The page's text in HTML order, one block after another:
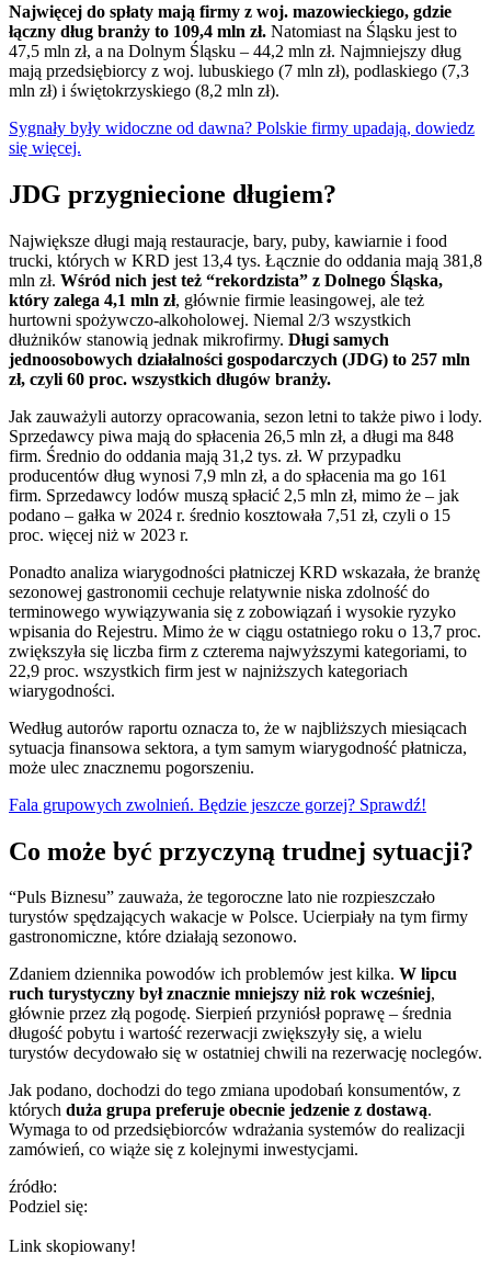
Najwięcej do spłaty mają firmy z woj. mazowieckiego, gdzie
łączny dług branży to 109,4 mln zł. Natomiast na Śląsku jest to
47,5 mln zł, a na Dolnym Śląsku – 44,2 mln zł. Najmniejszy dług
mają przedsiębiorcy z woj. lubuskiego (7 mln zł), podlaskiego (7,3
mln zł) i świętokrzyskiego (8,2 mln zł).
Sygnały były widoczne od dawna? Polskie firmy upadają, dowiedz
się więcej.
JDG przygniecione długiem?
Największe długi mają restauracje, bary, puby, kawiarnie i food
trucki, których w KRD jest 13,4 tys. Łącznie do oddania mają 381,8
mln zł. Wśród nich jest też “rekordzista” z Dolnego Śląska,
który zalega 4,1 mln zł, głównie firmie leasingowej, ale też
hurtowni spożywczo-alkoholowej. Niemal 2/3 wszystkich
dłużników stanowią jednak mikrofirmy. Długi samych
jednoosobowych działalności gospodarczych (JDG) to 257 mln
zł, czyli 60 proc. wszystkich długów branży.
Jak zauważyli autorzy opracowania, sezon letni to także piwo i lody.
Sprzedawcy piwa mają do spłacenia 26,5 mln zł, a długi ma 848
firm. Średnio do oddania mają 31,2 tys. zł. W przypadku
producentów dług wynosi 7,9 mln zł, a do spłacenia ma go 161
firm. Sprzedawcy lodów muszą spłacić 2,5 mln zł, mimo że – jak
podano – gałka w 2024 r. średnio kosztowała 7,51 zł, czyli o 15
proc. więcej niż w 2023 r.
Ponadto analiza wiarygodności płatniczej KRD wskazała, że branżę
sezonowej gastronomii cechuje relatywnie niska zdolność do
terminowego wywiązywania się z zobowiązań i wysokie ryzyko
wpisania do Rejestru. Mimo że w ciągu ostatniego roku o 13,7 proc.
zwiększyła się liczba firm z czterema najwyższymi kategoriami, to
22,9 proc. wszystkich firm jest w najniższych kategoriach
wiarygodności.
Według autorów raportu oznacza to, że w najbliższych miesiącach
sytuacja finansowa sektora, a tym samym wiarygodność płatnicza,
może ulec znacznemu pogorszeniu.
Fala grupowych zwolnień. Będzie jeszcze gorzej? Sprawdź!
Co może być przyczyną trudnej sytuacji?
“Puls Biznesu” zauważa, że tegoroczne lato nie rozpieszczało
turystów spędzających wakacje w Polsce. Ucierpiały na tym firmy
gastronomiczne, które działają sezonowo.
Zdaniem dziennika powodów ich problemów jest kilka. W lipcu
ruch turystyczny był znacznie mniejszy niż rok wcześniej,
głównie przez złą pogodę. Sierpień przyniósł poprawę – średnia
długość pobytu i wartość rezerwacji zwiększyły się, a wielu
turystów decydowało się w ostatniej chwili na rezerwację noclegów.
Jak podano, dochodzi do tego zmiana upodobań konsumentów, z
których duża grupa preferuje obecnie jedzenie z dostawą.
Wymaga to od przedsiębiorców wdrażania systemów do realizacji
zamówień, co wiąże się z kolejnymi inwestycjami.
źródło:
Podziel się:
Link skopiowany!